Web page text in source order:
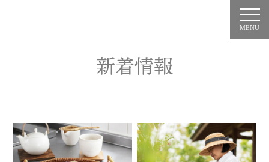
MENU
新着情報